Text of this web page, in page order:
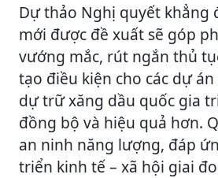
Dự thảo Nghị quyết khẳng
mới được đề xuất sẽ góp
vướng mắc, rút ngắn thủ
tạo điều kiện cho các dự
dự trữ xăng dầu quốc gia
đồng bộ và hiệu quả hơn.
an ninh năng lượng, đáp
triển kinh tế – xã hội giai